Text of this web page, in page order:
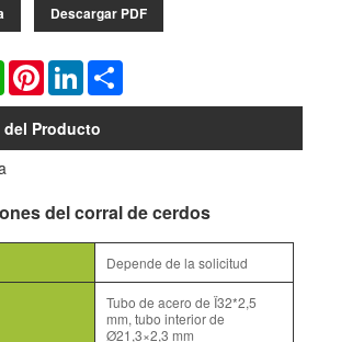
Descargar PDF
WhatsAppPinterestLinkedIn
Producto
del corral de cerdos
Depende de la solicitud
Tubo de acero de Ï32*2,5
mm, tubo interior de
Ø21,3×2,3 mm